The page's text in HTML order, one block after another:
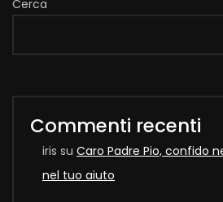
Cerca
Commenti recenti
iris su Caro Padre Pio, confido
nel tuo aiuto